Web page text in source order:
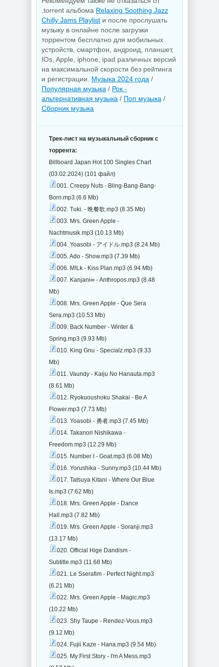
.torrent альбома Relaxing Soothing Jazz
Chilly Jams Playlist и после прослушать
музыку в онлайне после загрузки
торрентом бесплатно для мобильных
устройств, смартфон, андроид, планшет,
IOs, Apple, iphone, ipad различных версий
на максимальной скорости без рейтинга
и регистрации. Музыка 2024 года /
Популярная музыка / Рок -
альтернативная музыка / Поп музыка /
Сборник музыка
Трек-лист на музыкальный сборник с
торрента:
Billboard Japan Hot 100 Singles Chart
(03.02.2024) (101 файл)
001. Creepy Nuts - Bling-Bang-Bang-
Born.mp3 (6.6 Mb)
002. Tuki. - 晩餐歌.mp3 (8.35 Mb)
003. Mrs. Green Apple -
Nachtmusik.mp3 (10.13 Mb)
004. Yoasobi - アイドル.mp3 (8.24 Mb)
005. Ado - Show.mp3 (7.39 Mb)
006. M!Lk - Kiss Plan.mp3 (6.94 Mb)
007. Kanjani∞ - Anthropos.mp3 (8.48
Mb)
008. Mrs. Green Apple - Que Sera
Sera.mp3 (10.53 Mb)
009. Back Number - Winter &
Spring.mp3 (9.93 Mb)
010. King Gnu - Specialz.mp3 (9.33
Mb)
011. Vaundy - Kaiju No Hanauta.mp3
(8.61 Mb)
012. Ryokuoushoku Shakai - Be A
Flower.mp3 (7.73 Mb)
013. Yoasobi - 勇者.mp3 (7.45 Mb)
014. Takanori Nishikawa -
Freedom.mp3 (12.29 Mb)
015. Number I - Goat.mp3 (6.08 Mb)
016. Yorushika - Sunny.mp3 (10.44 Mb)
017. Tatsuya Kitani - Where Our Blue
Is.mp3 (7.62 Mb)
018. Mrs. Green Apple - Dance
Hall.mp3 (7.82 Mb)
019. Mrs. Green Apple - Soranji.mp3
(13.17 Mb)
020. Official Hige Dandism -
Subtitle.mp3 (11.68 Mb)
021. Le Sserafim - Perfect Night.mp3
(6.21 Mb)
022. Mrs. Green Apple - Magic.mp3
(10.22 Mb)
023. Shy Taupe - Rendez-Vous.mp3
(9.12 Mb)
024. Fujii Kaze - Hana.mp3 (9.54 Mb)
025. My First Story - I'm A Mess.mp3